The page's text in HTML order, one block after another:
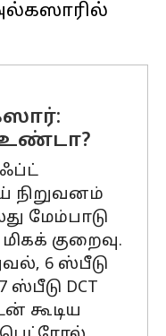
மேம்பாடு
குறைவு.
6 ஸ்பீடு
DCT
கூடிய